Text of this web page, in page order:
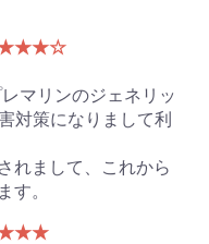
マリンのジェネリッ
対策になりまして利
れまして、これから
す。